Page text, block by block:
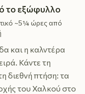
το εξώφυλλο
~5¼ ώρες από
και η καλντέρα
Κάντε τη
διεθνή πτήση: τα
του Χαλκού στο